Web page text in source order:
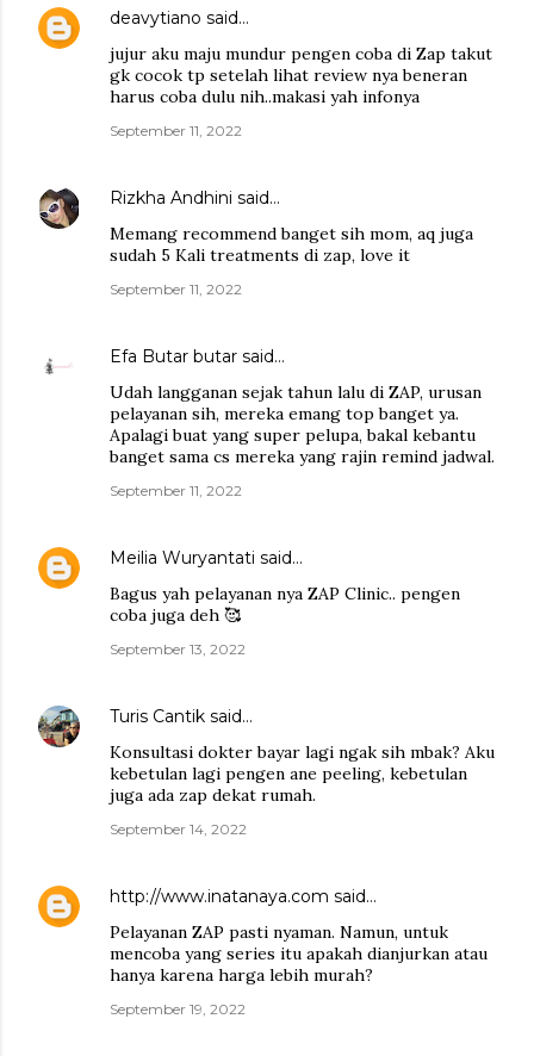
deavytiano said…
jujur aku maju mundur pengen coba di Zap takut
gk cocok tp setelah lihat review nya beneran
harus coba dulu nih..makasi yah infonya
September 11, 2022
Rizkha Andhini said…
Memang recommend banget sih mom, aq juga
sudah 5 Kali treatments di zap, love it
September 11, 2022
Efa Butar butar said…
Udah langganan sejak tahun lalu di ZAP, urusan
pelayanan sih, mereka emang top banget ya.
Apalagi buat yang super pelupa, bakal kebantu
banget sama cs mereka yang rajin remind jadwal.
September 11, 2022
Meilia Wuryantati said…
Bagus yah pelayanan nya ZAP Clinic.. pengen
coba juga deh 🥰
September 13, 2022
Turis Cantik said…
Konsultasi dokter bayar lagi ngak sih mbak? Aku
kebetulan lagi pengen ane peeling, kebetulan
juga ada zap dekat rumah.
September 14, 2022
http://www.inatanaya.com said…
Pelayanan ZAP pasti nyaman. Namun, untuk
mencoba yang series itu apakah dianjurkan atau
hanya karena harga lebih murah?
September 19, 2022